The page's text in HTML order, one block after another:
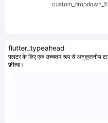
flutter_typeahead
फ़्लटर के लिए एक उच्चतम रूप से अनुकूलनीय
फ़ील्ड।